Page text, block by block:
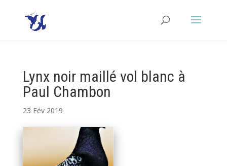
Lynx noir maillé vol blanc à
Paul Chambon
23 Fév 2019